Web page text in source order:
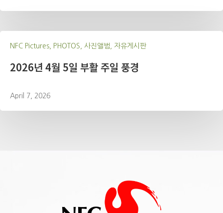
NFC Pictures, PHOTOS, 사진앨범, 자유게시판
2026년 4월 5일 부활 주일 풍경
April 7, 2026